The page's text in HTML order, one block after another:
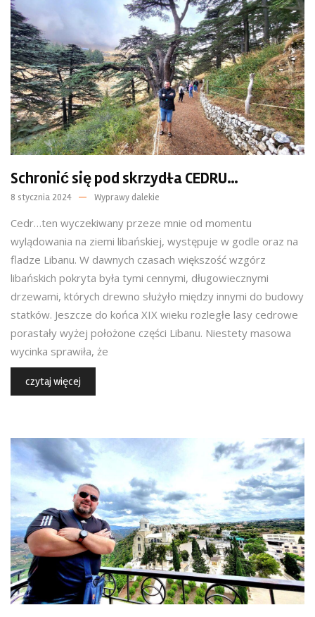
Schronić się pod skrzydła CEDRU…
8 stycznia 2024 Wyprawy dalekie
Cedr…ten wyczekiwany przeze mnie od momentu
wylądowania na ziemi libańskiej, występuje w godle oraz na
fladze Libanu. W dawnych czasach większość wzgórz
libańskich pokryta była tymi cennymi, długowiecznymi
drzewami, których drewno służyło między innymi do budowy
statków. Jeszcze do końca XIX wieku rozległe lasy cedrowe
porastały wyżej położone części Libanu. Niestety masowa
wycinka sprawiła, że
czytaj więcej